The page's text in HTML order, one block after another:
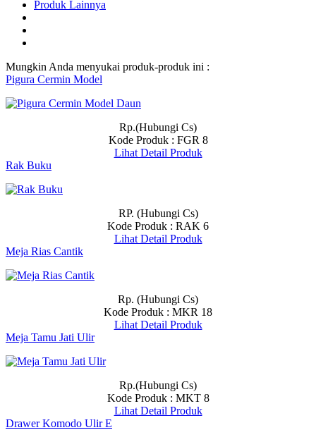
Produk Lainnya
Mungkin Anda menyukai produk-produk ini :
Pigura Cermin Model
Rp.(Hubungi Cs)
Kode Produk : FGR 8
Lihat Detail Produk
Rak Buku
RP. (Hubungi Cs)
Kode Produk : RAK 6
Lihat Detail Produk
Meja Rias Cantik
Rp. (Hubungi Cs)
Kode Produk : MKR 18
Lihat Detail Produk
Meja Tamu Jati Ulir
Rp.(Hubungi Cs)
Kode Produk : MKT 8
Lihat Detail Produk
Drawer Komodo Ulir E